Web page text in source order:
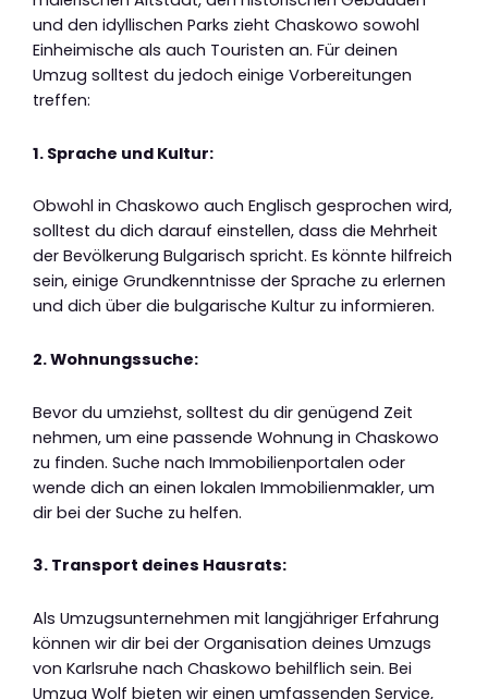
und den idyllischen Parks zieht Chaskowo sowohl
Einheimische als auch Touristen an. Für deinen
Umzug solltest du jedoch einige Vorbereitungen
treffen:
1. Sprache und Kultur:
Obwohl in Chaskowo auch Englisch gesprochen wird,
solltest du dich darauf einstellen, dass die Mehrheit
der Bevölkerung Bulgarisch spricht. Es könnte hilfreich
sein, einige Grundkenntnisse der Sprache zu erlernen
und dich über die bulgarische Kultur zu informieren.
2. Wohnungssuche:
Bevor du umziehst, solltest du dir genügend Zeit
nehmen, um eine passende Wohnung in Chaskowo
zu finden. Suche nach Immobilienportalen oder
wende dich an einen lokalen Immobilienmakler, um
dir bei der Suche zu helfen.
3. Transport deines Hausrats:
Als Umzugsunternehmen mit langjähriger Erfahrung
können wir dir bei der Organisation deines Umzugs
von Karlsruhe nach Chaskowo behilflich sein. Bei
Umzug Wolf bieten wir einen umfassenden Service,